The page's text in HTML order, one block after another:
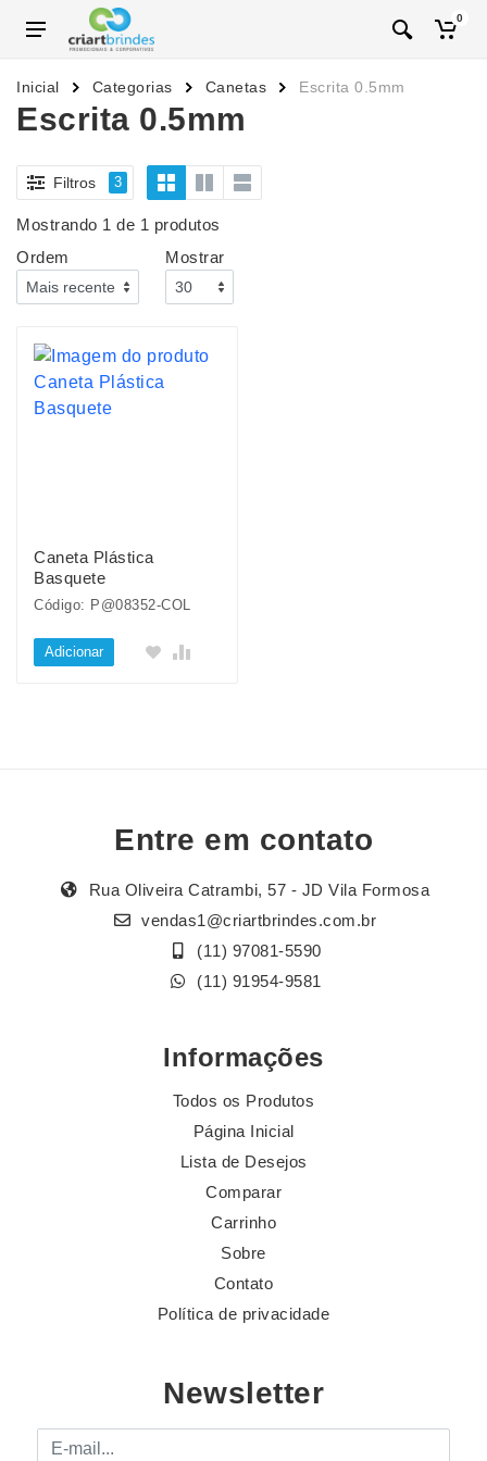
0
Inicial Categorias Canetas Escrita 0.5mm
Escrita 0.5mm
Filtros 3
Mostrando 1 de 1 produtos
Ordem
Mostrar
Caneta Plástica
Basquete
Código: P@08352-COL
Adicionar
Entre em contato
Rua Oliveira Catrambi, 57 - JD Vila Formosa
vendas1@criartbrindes.com.br
(11) 97081-5590
(11) 91954-9581
Informações
Todos os Produtos
Página Inicial
Lista de Desejos
Comparar
Carrinho
Sobre
Contato
Política de privacidade
Newsletter
E-mail